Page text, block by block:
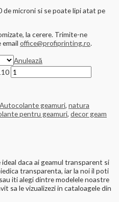
microni si se poate lipi atat pe
la cerere. Trimite-ne
office@profiprinting.ro.
Anulează
Autocolante geamuri, natura
pentru geamuri, decor geam
daca ai geamul transparent si
transparenta, iar la noi il poti
iti alegi dintre modelele noastre
sa le vizualizezi in cataloagele din